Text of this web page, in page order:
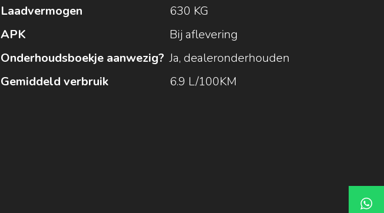
Laadvermogen
630 KG
APK
Bij aflevering
Onderhoudsboekje aanwezig? Ja, dealeronderhouden
Gemiddeld verbruik
6.9 L/100KM